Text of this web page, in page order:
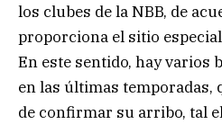
los clubes de la NBB, de
proporciona el sitio
En este sentido, hay varios
en las últimas temporadas,
de confirmar su arribo, tal